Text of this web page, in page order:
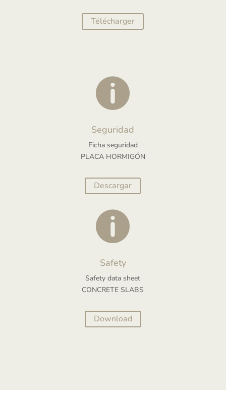
Télécharger

Seguridad
Ficha seguridad
PLACA HORMIGÓN
Descargar

Safety
Safety data sheet
CONCRETE SLABS
Download